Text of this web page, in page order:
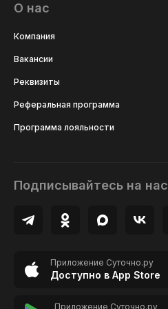
О нас
Компания
Вакансии
Реквизиты
Реферальная программа
Программа лояльности
Подписывайтесь на нас
Приложение Суточно.ру
Доступно в App Store
Приложение Суточно.ру